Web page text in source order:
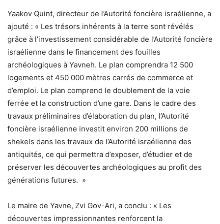
Yaakov Quint, directeur de l’Autorité foncière israélienne, a
ajouté : « Les trésors inhérents à la terre sont révélés
grâce à l’investissement considérable de l’Autorité foncière
israélienne dans le financement des fouilles
archéologiques à Yavneh. Le plan comprendra 12 500
logements et 450 000 mètres carrés de commerce et
d’emploi. Le plan comprend le doublement de la voie
ferrée et la construction d’une gare. Dans le cadre des
travaux préliminaires d’élaboration du plan, l’Autorité
foncière israélienne investit environ 200 millions de
shekels dans les travaux de l’Autorité israélienne des
antiquités, ce qui permettra d’exposer, d’étudier et de
préserver les découvertes archéologiques au profit des
générations futures. »
Le maire de Yavne, Zvi Gov-Ari, a conclu : « Les
découvertes impressionnantes renforcent la